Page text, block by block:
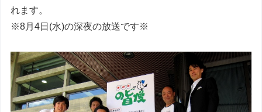
れます。
※8月4日(水)の深夜の放送です※